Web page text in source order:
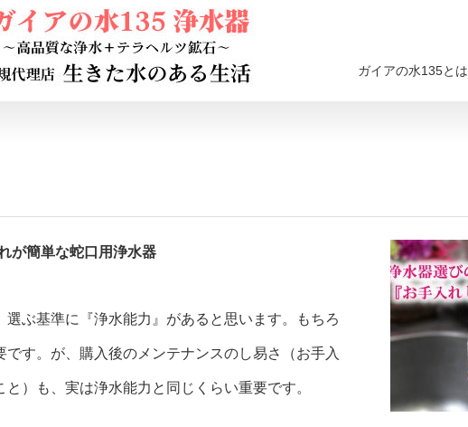
ガイアの水135とは
が簡単な蛇口用浄水器
選ぶ基準に『浄水能力』があると思います。もちろ
です。が、購入後のメンテナンスのし易さ（お手入
と）も、実は浄水能力と同じくらい重要です。